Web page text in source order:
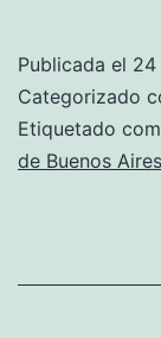
Publicada el 24
Categorizado
Etiquetado
de Buenos Aires